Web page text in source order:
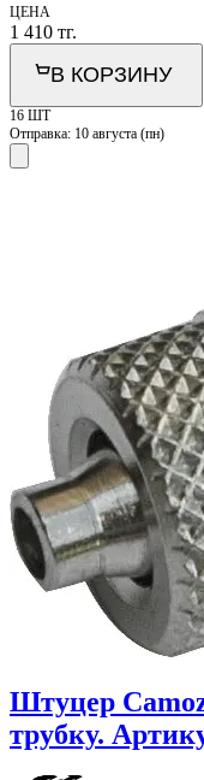
ЦЕНА
1 410 тг.
В КОРЗИНУ
16 ШТ
Отправка: 10 августа (пн)
Штуцер
трубку.